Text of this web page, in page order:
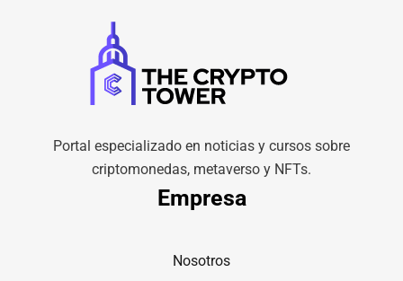
Portal especializado en noticias y cursos sobre
criptomonedas, metaverso y NFTs.
Empresa
Nosotros